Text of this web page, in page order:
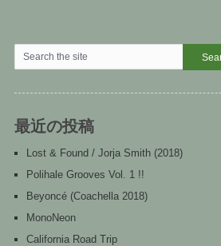
最近の投稿
Lost & Found / Jorja Smith (2018)
Polihale Grooves Vol. 1 !!
Beyoncé (Coachella 2018)
MonoNeon
California Road Trip